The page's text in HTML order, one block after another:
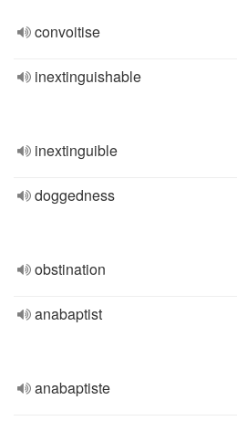
convoitise
inextinguishable
inextinguible
doggedness
obstination
anabaptist
anabaptiste